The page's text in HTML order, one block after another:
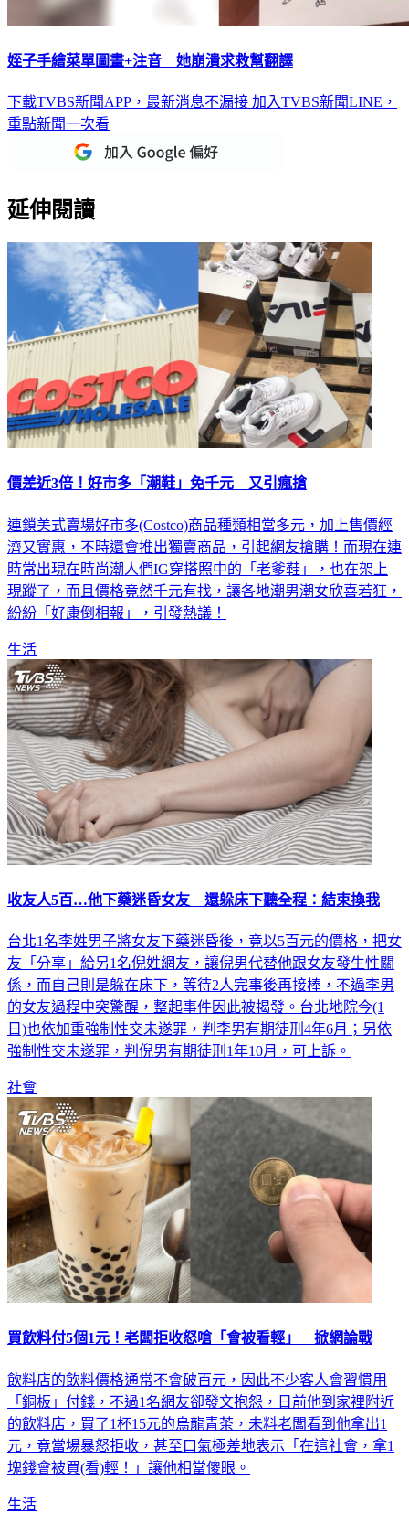
姪子手繪菜單圖畫+注音 她崩潰求救幫翻譯
下載TVBS新聞APP，最新消息不漏接 加入TVBS新聞LINE，
重點新聞一次看
延伸閱讀
價差近3倍！好市多「潮鞋」免千元 又引瘋搶
連鎖美式賣場好市多(Costco)商品種類相當多元，加上售價經
濟又實惠，不時還會推出獨賣商品，引起網友搶購！而現在連
時常出現在時尚潮人們IG穿搭照中的「老爹鞋」，也在架上
現蹤了，而且價格竟然千元有找，讓各地潮男潮女欣喜若狂，
紛紛「好康倒相報」，引發熱議！
生活
收友人5百…他下藥迷昏女友 還躲床下聽全程：結束換我
台北1名李姓男子將女友下藥迷昏後，竟以5百元的價格，把女
友「分享」給另1名倪姓網友，讓倪男代替他跟女友發生性關
係，而自己則是躲在床下，等待2人完事後再接棒，不過李男
的女友過程中突驚醒，整起事件因此被揭發。台北地院今(1
日)也依加重強制性交未遂罪，判李男有期徒刑4年6月；另依
強制性交未遂罪，判倪男有期徒刑1年10月，可上訴。
社會
買飲料付5個1元！老闆拒收怒嗆「會被看輕」 掀網論戰
飲料店的飲料價格通常不會破百元，因此不少客人會習慣用
「銅板」付錢，不過1名網友卻發文抱怨，日前他到家裡附近
的飲料店，買了1杯15元的烏龍青茶，未料老闆看到他拿出1
元，竟當場暴怒拒收，甚至口氣極差地表示「在這社會，拿1
塊錢會被買(看)輕！」讓他相當傻眼。
生活